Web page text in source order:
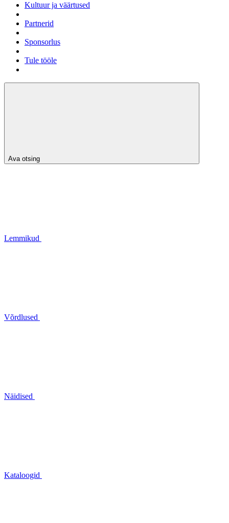
Kultuur ja väärtused
Partnerid
Sponsorlus
Tule tööle
Ava otsing
Lemmikud
Võrdlused
Näidised
Kataloogid